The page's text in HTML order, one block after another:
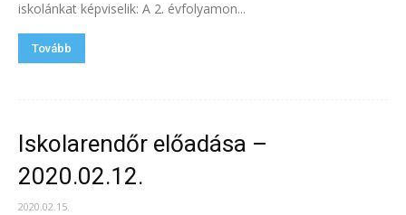
iskolánkat képviselik: A 2. évfolyamon...
Tovább
Iskolarendőr előadása –
2020.02.12.
2020.02.15.